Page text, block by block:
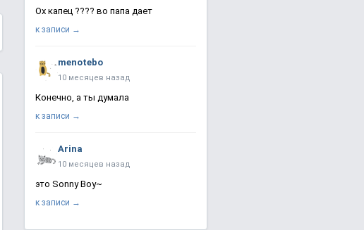
Ох капец ???? во папа дает
к записи →
menotebo
10 месяцев назад
Конечно, а ты думала
к записи →
Arina
10 месяцев назад
это Sonny Boy~
к записи →